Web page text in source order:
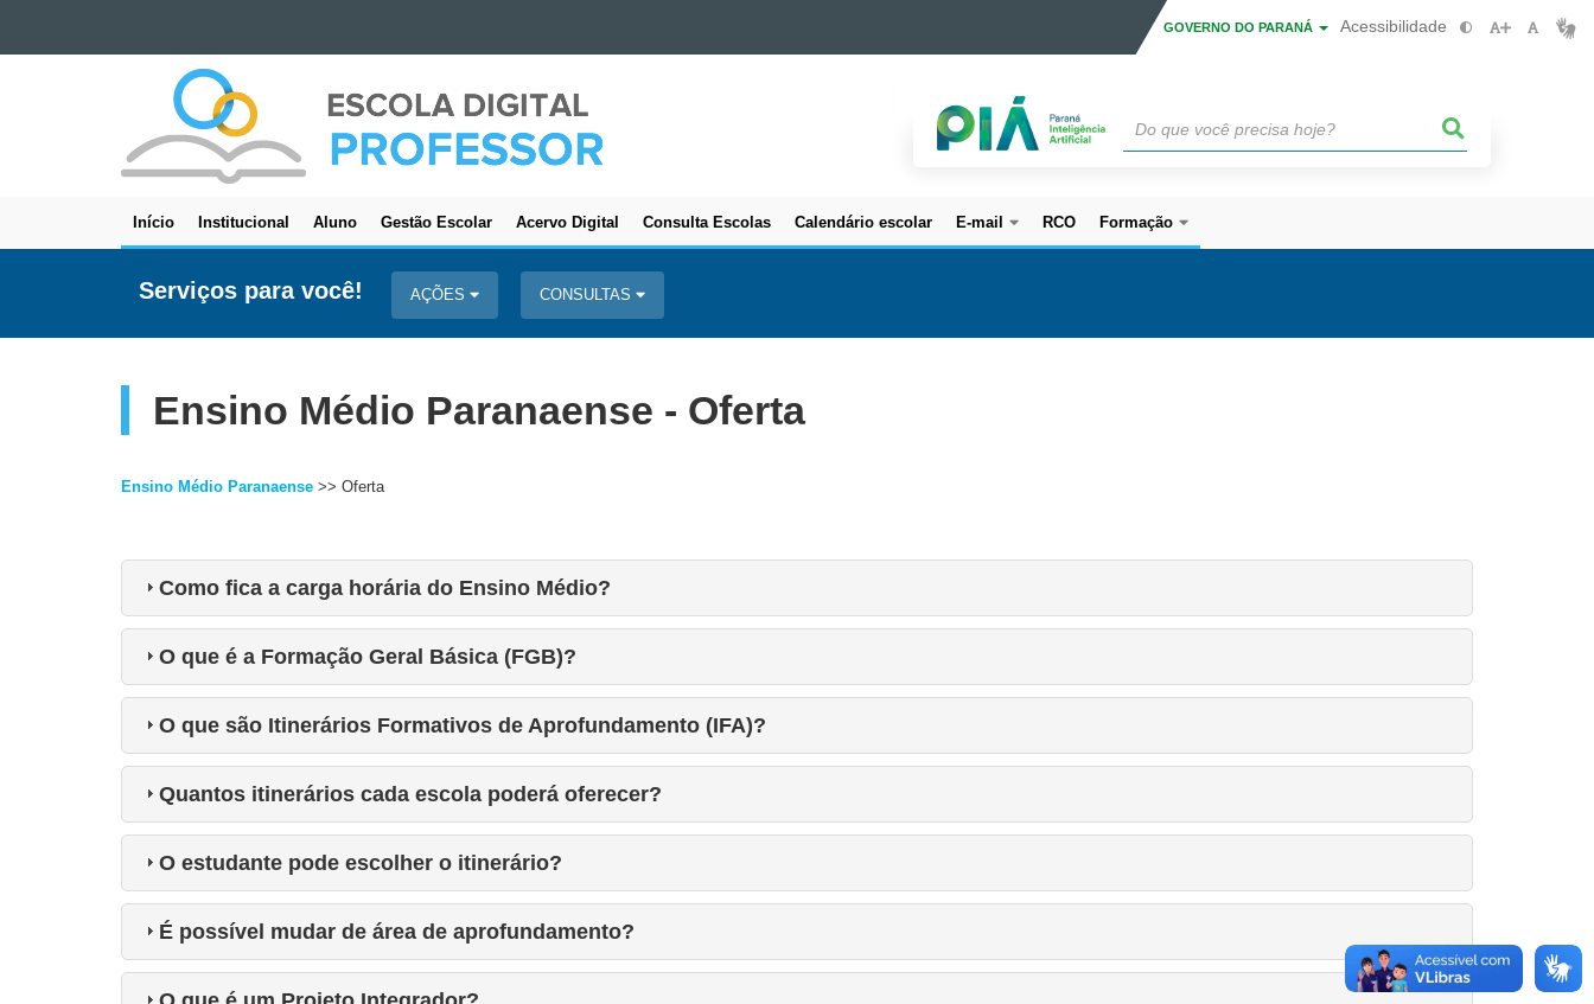
Ir para a navegação
GOVERNO DO PARANÁ Acessibilidade
ESCOLA
DIGITAL
PROFESSOR
Navegação
principal
Início Institucional Aluno Gestão Escolar Acervo Digital Consulta Escolas Calendário escolar E-mail RCO Formação
Serviços para você! AÇÕES CONSULTAS
Ensino Médio Paranaense - Oferta
Ensino Médio Paranaense >> Oferta
Como fica a carga horária do Ensino Médio?
O que é a Formação Geral Básica (FGB)?
O que são Itinerários Formativos de Aprofundamento (IFA)?
Quantos itinerários cada escola poderá oferecer?
O estudante pode escolher o itinerário?
É possível mudar de área de aprofundamento?